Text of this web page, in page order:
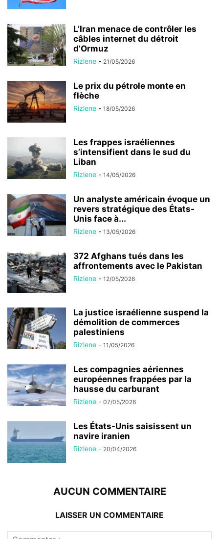
L’Iran menace de contrôler les
câbles internet du détroit
d’Ormuz
Rizlene - 21/05/2026
Le prix du pétrole monte en
flèche
Rizlene - 18/05/2026
Les frappes israéliennes
s’intensifient dans le sud du
Liban
Rizlene - 14/05/2026
Un analyste américain évoque un
revers stratégique des États-
Unis face à...
Rizlene - 13/05/2026
372 Afghans tués dans les
affrontements avec le Pakistan
Rizlene - 12/05/2026
La justice israélienne suspend la
démolition de commerces
palestiniens
Rizlene - 11/05/2026
Les compagnies aériennes
européennes frappées par la
hausse du carburant
Rizlene - 07/05/2026
Les États-Unis saisissent un
navire iranien
Rizlene - 20/04/2026
AUCUN COMMENTAIRE
LAISSER UN COMMENTAIRE